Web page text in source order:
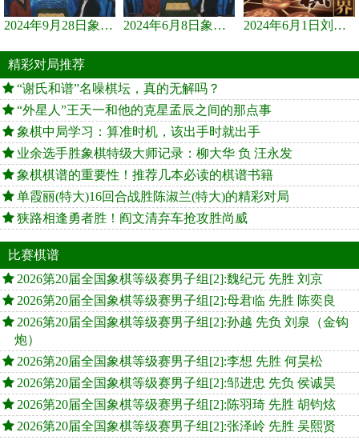
2024年9月28日象棋世界栏目，刘君、蒋川讲解了第九届杨官璘杯象棋... 2024年6月8日象棋世界，刘君、蒋川讲解了第九届杨官璘杯全国象棋... 2024年6月1日刘君、蒋川讲解第三届上海杯象棋大师赛谢靖与李少庚...
精彩对局推荐
“谢氏和谱”名噪棋坛，真的无解吗？
“外星人”王天一和他的克星孟辰之间的那点事
象棋中局学习：算准时机，该出手时就出手
业余选手胜象棋特级大师记录：柳大华 负 汪永发
象棋棋谱的重要性！推荐几本必读的棋谱书籍
单霞丽(特大)16回合战胜陈淑兰(特大)的精彩对局
狭路相逢勇者胜！阎文清弃车抢攻胜尚威
比赛棋谱
2026第20届全国象棋等级赛男子组[2]:魏纪元 先胜 刘京
2026第20届全国象棋等级赛男子组[2]:母君临 先胜 陈奕良
2026第20届全国象棋等级赛男子组[2]:孙越 先负 刘泉（金钩
炮）
2026第20届全国象棋等级赛男子组[2]:李想 先胜 何昊松
2026第20届全国象棋等级赛男子组[2]:邹进忠 先负 侯诚昊
2026第20届全国象棋等级赛男子组[2]:陈羽琦 先胜 胡钧炫
2026第20届全国象棋等级赛男子组[2]:张泽岭 先胜 吴熙贤